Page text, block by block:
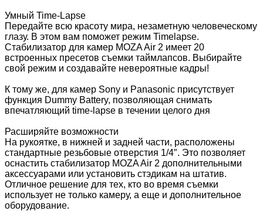
Умный Time-Lapse
Передайте всю красоту мира, незаметную человеческому
глазу. В этом вам поможет режим Timelapse.
Стабилизатор для камер MOZA Air 2 имеет 20
встроенных пресетов съемки таймлапсов. Выбирайте
свой режим и создавайте невероятные кадры!
К тому же, для камер Sony и Panasonic присутствует
функция Dummy Battery, позволяющая снимать
впечатляющий time-lapse в течении целого дня
Расширяйте возможности
На рукоятке, в нижней и задней части, расположены
стандартные резьбовые отверстия 1/4″. Это позволяет
оснастить стабилизатор MOZA Air 2 дополнительными
аксессуарами или установить стэдикам на штатив.
Отличное решение для тех, кто во время съемки
использует не только камеру, а еще и дополнительное
оборудование.